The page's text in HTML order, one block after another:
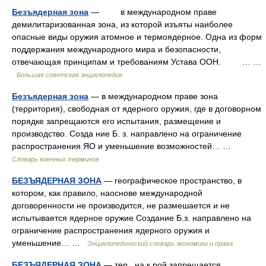
Безъядерная зона — в международном праве
демилитаризованная зона, из которой изъяты наиболее
опасные виды оружия атомное и термоядерное. Одна из форм
поддержания международного мира и безопасности,
отвечающая принципам и требованиям Устава ООН. … …
Большая советская энциклопедия
Безъядерная зона — в международном праве зона
(территория), свободная от ядерного оружия, где в договорном
порядке запрещаются его испытания, размещение и
производство. Созда ние Б. з. направлено на ограничение
распространения ЯО и уменьшение возможностей… …
Словарь военных терминов
БЕЗЪЯДЕРНАЯ ЗОНА — географическое пространство, в
котором, как правило, наоснове международной
договоренности не производится, не размешается и не
испытывается ядерное оружие Создание Б.з. направлено на
ограничение распространения ядерного оружия и
уменьшение… …
Энциклопедический словарь экономики и права